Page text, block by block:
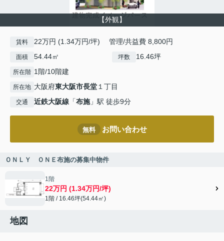
【外観】
賃料 22万円 (1.34万円/坪) 管理/共益費 8,800円
面積 54.44㎡ 坪数 16.46坪
所在階 1階/10階建
所在地 大阪府東大阪市長堂１丁目
交通 近鉄大阪線 「布施」駅 徒歩9分
無料 お問い合わせ
ＯＮＬＹ ＯＮＥ布施の募集中物件
1階
22万円 (1.34万円/坪)
1階 / 16.46坪(54.44㎡)
地図